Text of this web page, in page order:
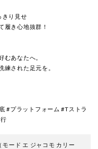
きり見せ
履き心地抜群！
むあなたへ。
練された足元を。
#プラットフォーム #Tストラ
（モード エ ジャコモ カリー